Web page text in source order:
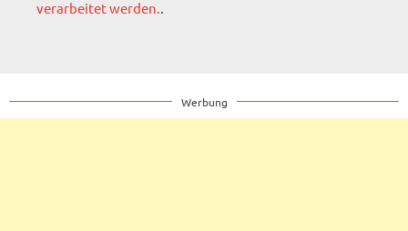
verarbeitet werden..
Werbung